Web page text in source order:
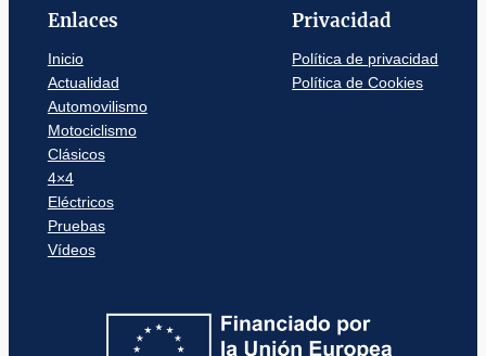
Enlaces
Inicio
Actualidad
Automovilismo
Motociclismo
Clásicos
4×4
Eléctricos
Pruebas
Vídeos
Privacidad
Política de privacidad
Política de Cookies